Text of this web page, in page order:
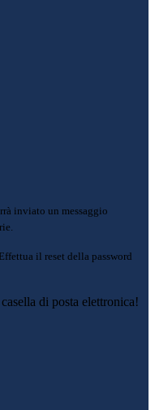
inviato un messaggio
il reset della password
di posta elettronica!